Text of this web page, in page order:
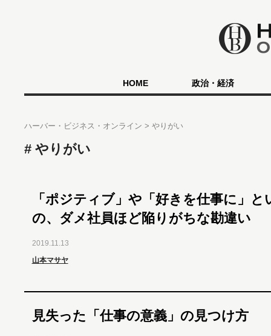
HOME 政治・経済
ハーバー・ビジネス・オンライン やりがい
やりがい
「ポジティブ」や「好きを仕事に」と
の、ダメ社員ほど陥りがちな勘違い
2019.11.13
山本マサヤ
見失った「仕事の意義」の見つけ方